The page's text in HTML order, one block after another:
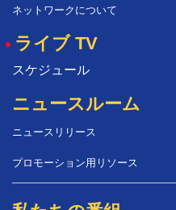
ネットワークについて
ライブ TV
スケジュール
ニュースルーム
ニュースリリース
プロモーション用リソース